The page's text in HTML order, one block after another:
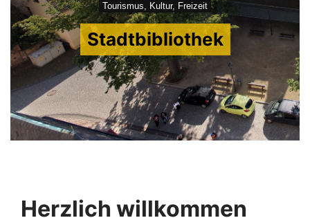
Tourismus, Kultur, Freizeit
Stadtbibliothek
Herzlich willkommen